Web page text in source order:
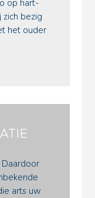
op hart-
zich bezig
het ouder
arts uw